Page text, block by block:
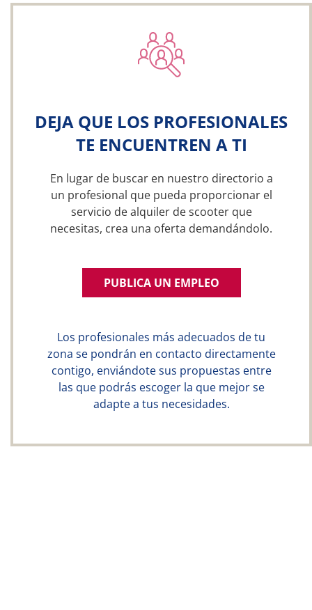
DEJA QUE LOS PROFESIONALES
TE ENCUENTREN A TI
En lugar de buscar en nuestro directorio a
un profesional que pueda proporcionar el
servicio de alquiler de scooter que
necesitas, crea una oferta demandándolo.
PUBLICA UN EMPLEO
Los profesionales más adecuados de tu
zona se pondrán en contacto directamente
contigo, enviándote sus propuestas entre
las que podrás escoger la que mejor se
adapte a tus necesidades.